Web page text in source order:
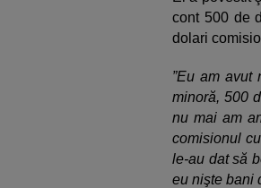
cont 500 de
dolari
”Eu am avut
minoră, 500
nu mai am
comisionul
le-au dat să
eu nişte bani